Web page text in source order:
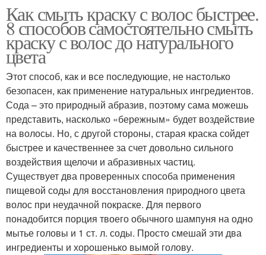
Как смыть краску с волос быстрее.
8 способов самостоятельно смыть
краску с волос до натурального
цвета
Этот способ, как и все последующие, не настолько
безопасен, как применение натуральных ингредиентов.
Сода – это природный абразив, поэтому сама можешь
представить, насколько «бережным» будет воздействие
на волосы. Но, с другой стороны, старая краска сойдет
быстрее и качественнее за счет довольно сильного
воздействия щелочи и абразивных частиц.
Существует два проверенных способа применения
пищевой соды для восстановления природного цвета
волос при неудачной покраске. Для первого
понадобится порция твоего обычного шампуня на одно
мытье головы и 1 ст. л. соды. Просто смешай эти два
ингредиенты и хорошенько вымой голову.